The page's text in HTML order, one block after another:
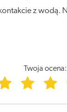
z wodą.
Twoja ocena: